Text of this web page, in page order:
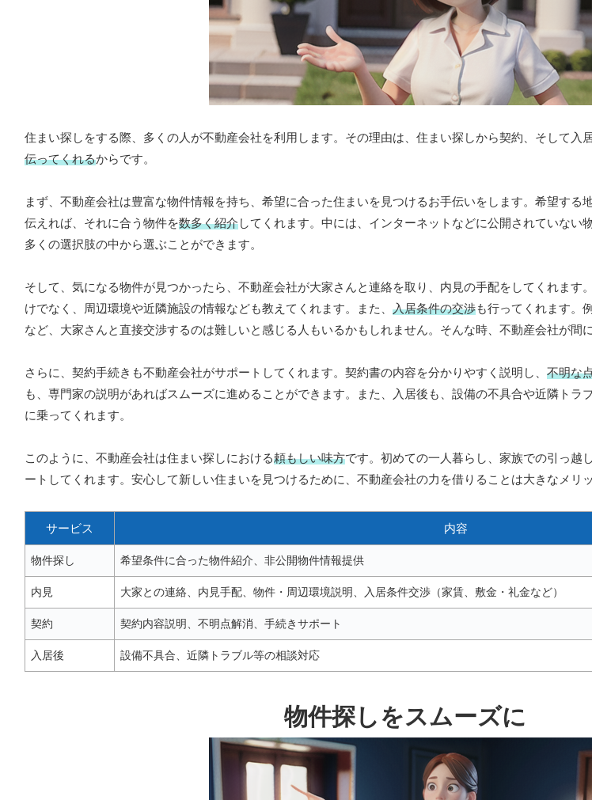
住まい探しをする際、多くの人が不動産会社を利用します。その理由は、住まい探しから契約、そして入
伝ってくれるからです。
まず、不動産会社は豊富な物件情報を持ち、希望に合った住まいを見つけるお手伝いをします。希望する
伝えれば、それに合う物件を数多く紹介してくれます。中には、インターネットなどに公開されていない
多くの選択肢の中から選ぶことができます。
そして、気になる物件が見つかったら、不動産会社が大家さんと連絡を取り、内見の手配をしてくれます
けでなく、周辺環境や近隣施設の情報なども教えてくれます。また、 入居条件の交渉も行ってくれます。
など、大家さんと直接交渉するのは難しいと感じる人もいるかもしれません。そんな時、不動産会社が間
さらに、契約手続きも不動産会社がサポートしてくれます。契約書の内容を分かりやすく説明し、 不明な
も、専門家の説明があればスムーズに進めることができます。また、入居後も、設備の不具合や近隣トラ
に乗ってくれます。
このように、不動産会社は住まい探しにおける頼もしい味方です。初めての一人暮らし、家族での引っ越
ートしてくれます。安心して新しい住まいを見つけるために、不動産会社の力を借りることは大きなメリ
サービス 内容
物件探し 希望条件に合った物件紹介、非公開物件情報提供
内見 大家との連絡、内見手配、物件・周辺環境説明、入居条件交渉（家賃、敷金・礼金など）
契約 契約内容説明、不明点解消、手続きサポート
入居後 設備不具合、近隣トラブル等の相談対応
物件探しをスムーズに